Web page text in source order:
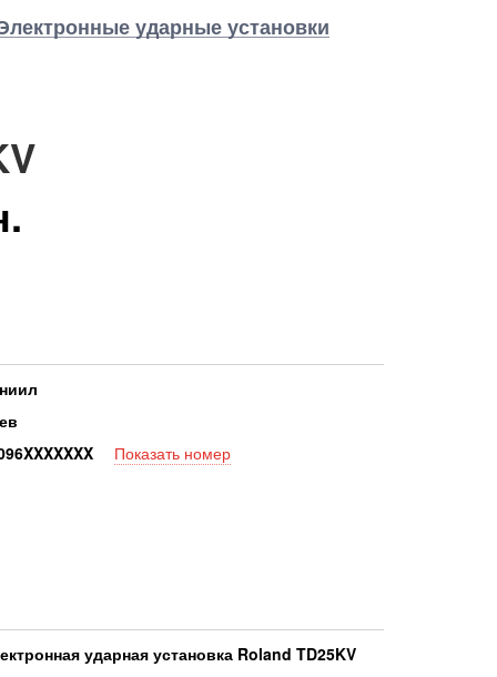
ударные установки
6XXXXXXX Показать номер
ударная установка Roland TD25KV